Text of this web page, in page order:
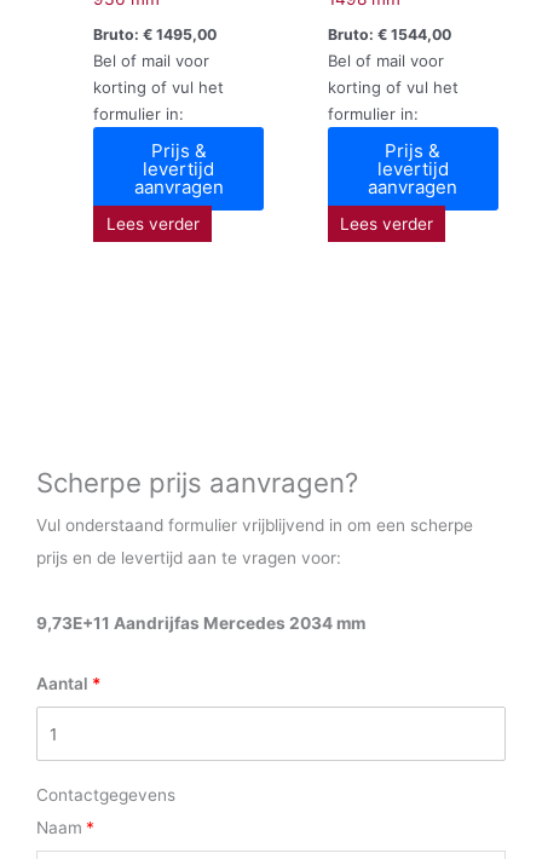
Bruto:€ 1495,00
Bel of mail voor
korting of vul het
formulier in:
Prijs &
levertijd
aanvragen
Lees verder
Bruto: €1544,00
Bel of mail voor
korting of vul het
formulier in:
Prijs &
levertijd
aanvragen
Lees verder
Scherpe prijs aanvragen?
Vul onderstaand formulier vrijblijvend in om een scherpe
prijs en de levertijd aan te vragen voor:
9,73E+11 Aandrijfas Mercedes 2034 mm
Aantal
Contactgegevens
Naam